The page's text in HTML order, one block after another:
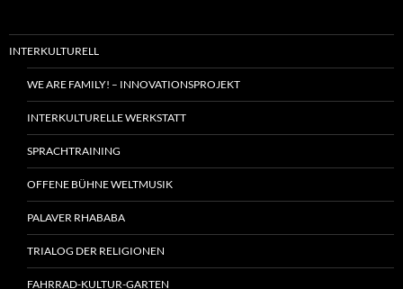
INTERKULTURELL
WE ARE FAMILY! – INNOVATIONSPROJEKT
INTERKULTURELLE WERKSTATT
SPRACHTRAINING
OFFENE BÜHNE WELTMUSIK
PALAVER RHABABA
TRIALOG DER RELIGIONEN
FAHRRAD-KULTUR-GARTEN